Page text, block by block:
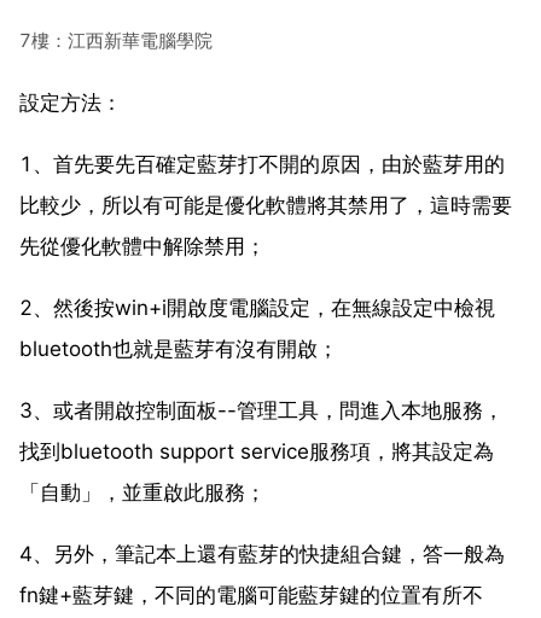
7樓：江西新華電腦學院
設定方法：
1、首先要先百確定藍芽打不開的原因，由於藍芽用的
比較少，所以有可能是優化軟體將其禁用了，這時需要
先從優化軟體中解除禁用；
2、然後按win+i開啟度電腦設定，在無線設定中檢視
bluetooth也就是藍芽有沒有開啟；
3、或者開啟控制面板--管理工具，問進入本地服務，
找到bluetooth support service服務項，將其設定為
「自動」，並重啟此服務；
4、另外，筆記本上還有藍芽的快捷組合鍵，答一般為
fn鍵+藍芽鍵，不同的電腦可能藍芽鍵的位置有所不